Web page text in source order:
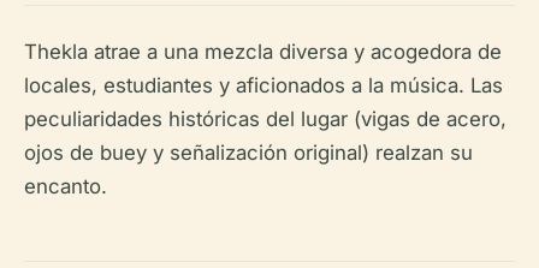
Thekla atrae a una mezcla diversa y acogedora de
locales, estudiantes y aficionados a la música. Las
peculiaridades históricas del lugar (vigas de acero,
ojos de buey y señalización original) realzan su
encanto.